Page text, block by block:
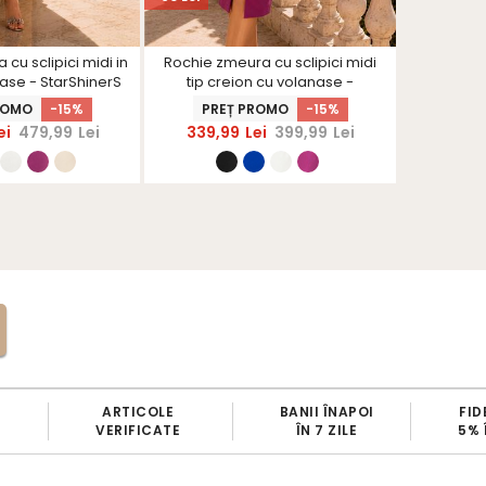
cu sclipici midi in
- StarShinerS
-15%
479,99 Lei
Rochie zmeura cu sclipici midi
tip creion cu volanase -
StarShinerS
PREȚ PROMO -15%
339,99 Lei 399,99 Lei
ARTICOLE
VERIFICATE
BANII ÎNAPOI
ÎN 7 ZILE
5%